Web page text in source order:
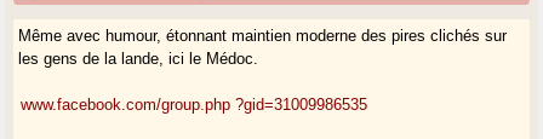
Même avec humour, étonnant maintien moderne des pires clichés sur
les gens de la lande, ici le Médoc.
www.facebook.com/group.php ?gid=31009986535